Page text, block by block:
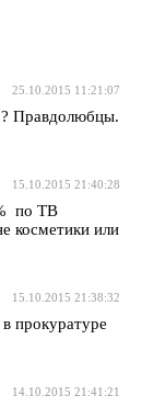
25.10.2015 11:21:07
? Правдолюбцы.
15.10.2015 21:40:28
по ТВ
косметики или
15.10.2015 21:38:32
прокуратуре
14.10.2015 21:41:21